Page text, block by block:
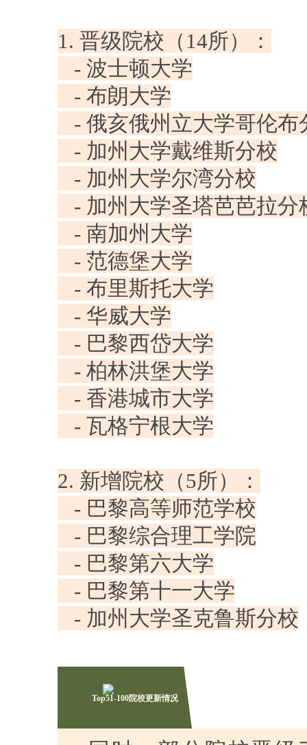
1. 晋级院校（14所）：
- 波士顿大学
- 布朗大学
- 俄亥俄州立大学哥伦布
- 加州大学戴维斯分校
- 加州大学尔湾分校
- 加州大学圣塔芭芭拉分
- 南加州大学
- 范德堡大学
- 布里斯托大学
- 华威大学
- 巴黎西岱大学
- 柏林洪堡大学
- 香港城市大学
- 瓦格宁根大学
2. 新增院校（5所）：
- 巴黎高等师范学校
- 巴黎综合理工学院
- 巴黎第六大学
- 巴黎第十一大学
- 加州大学圣克鲁斯分校
Top51-100院校更新情况